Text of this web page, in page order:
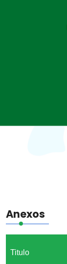
Anexos
Titulo